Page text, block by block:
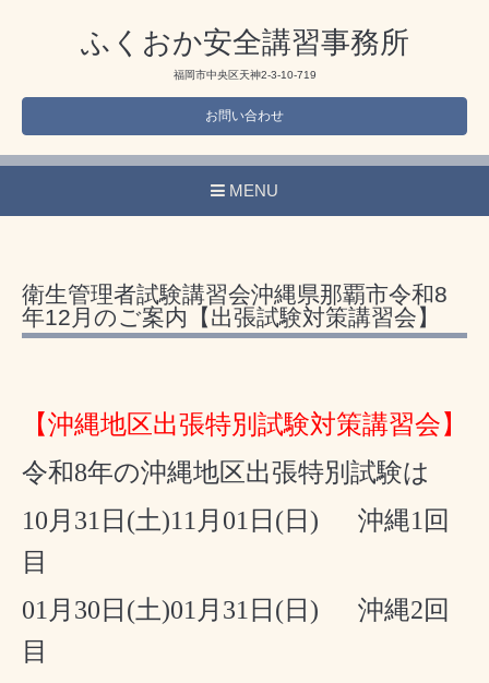
ふくおか安全講習事務所
福岡市中央区天神2-3-10-719
お問い合わせ
MENU
衛生管理者試験講習会沖縄県那覇市令和8
年12月のご案内【出張試験対策講習会】
【沖縄地区出張特別試験対策講習会】
令和8年の沖縄地区出張特別試験は
10月31日(土)11月01日(日) 沖縄1回
目
01月30日(土)01月31日(日) 沖縄2回
目